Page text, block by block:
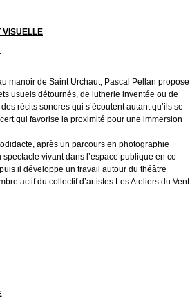
VISUELLE
manoir de Saint Urchaut, Pascal Pellan propose
usuels détournés, de lutherie inventée ou de
récits sonores qui s’écoutent autant qu’ils se
qui favorise la proximité pour une immersion
après un parcours en photographie
spectacle vivant dans l’espace publique en co-
il développe un travail autour du théâtre
actif du collectif d’artistes Les Ateliers du Vent